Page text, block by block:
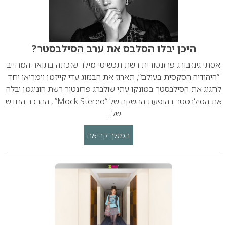
היכן יבלו הסלבס את ערב הסילבסטר?
אסתי גינזבורג פרזנטורית רשת תכשיטי מילר שזכתה בתואר המחייב
“היהודיה הסקסית בעולם”, תארוז את הבנזוג עדי קייזמן וימריאו יחד
לחגוג את הסילבסטר במונקו עתי שולברג פרזנטור רשת הוניגמן יבלה
את הסילבסטר בהופעת ההשקה של “Mock Stereo” , ההרכב החדש
של…
המשך קריאה